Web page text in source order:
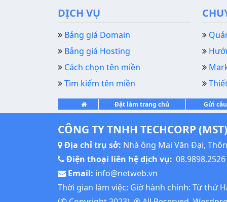
DỊCH VỤ
Bảng giá Domain
Bảng giá Hosting
Cách chọn tên miền
Tìm kiếm tên miền
Đặt làm trang chủ Gửi
CÔNG TY TNHH TECHCORP
Địa chỉ trụ sở: Nhà ông Mai Văn Đại,
Điện thoại liên hệ dịch vụ: 08.9898.2526
Email: info@netweb.vn
Thời gian làm việc: Giờ hành chính: Từ thứ